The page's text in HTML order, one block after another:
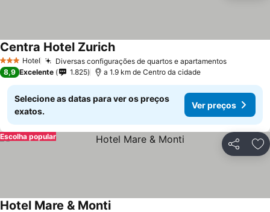
3 EstrelasHotel Diversas configurações de quartos e apartamentos
Centra Hotel Zurich
8,9 Excelente 1.825 a 1.9 km de Centro da cidade
Selecione as datas para ver os preços
exatos.
Ver preços
Partilhar
Escolha popular
Hotel Mare & Monti